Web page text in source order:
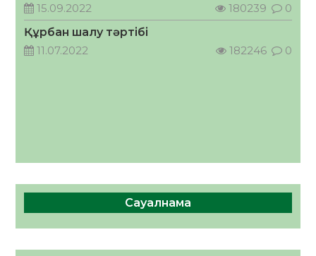
кеңесшісі болып тағайындалды
05.08.2026
46 0
15.09.2022
180239
0
Құрбан шалу тәртібі
11.07.2022
182246 0
Сауалнама